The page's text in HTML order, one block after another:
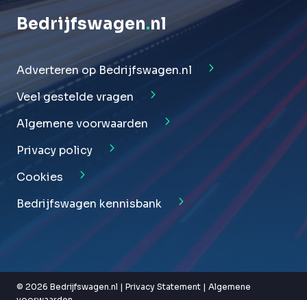
Bedrijfswagen.nl
Adverteren op Bedrijfswagen.nl
Veel gestelde vragen
Algemene voorwaarden
Privacy policy
Cookies
Bedrijfswagen kennisbank
© 2026 Bedrijfswagen.nl | Privacy Statement | Algemene